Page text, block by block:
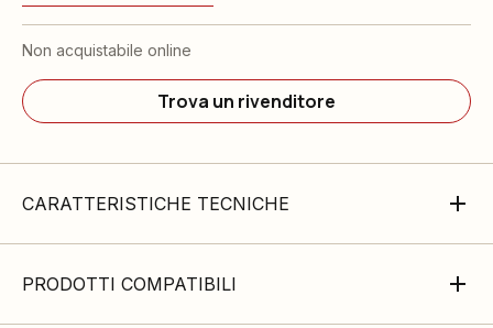
Non acquistabile online
Trova un rivenditore
CARATTERISTICHE TECNICHE
PRODOTTI COMPATIBILI